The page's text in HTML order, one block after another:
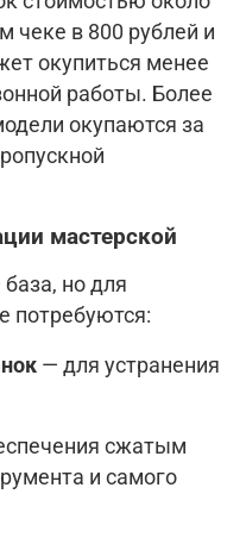
чеке в 800 рублей и
окупиться менее
работы. Более
окупаются за
мастерской
но для
потребуются:
— для устранения
сжатым
и самого